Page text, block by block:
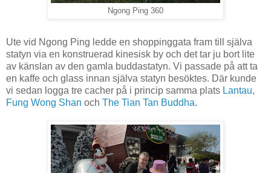
Ngong Ping 360
Ute vid Ngong Ping ledde en shoppinggata fram till själva
statyn via en konstruerad kinesisk by och det tar ju bort lite
av känslan av den gamla buddastatyn. Vi passade på att ta
en kaffe och glass innan själva statyn besöktes. Där kunde
vi sedan logga tre cacher på i princip samma plats Lantau,
Fung Wong Shan och The Tian Tan Buddha.